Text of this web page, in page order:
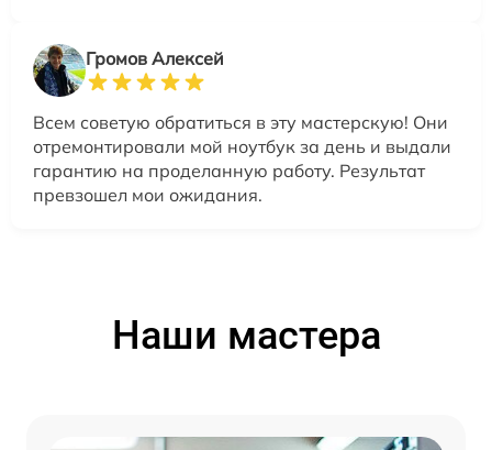
Громов Алексей
Всем советую обратиться в эту мастерскую! Они
отремонтировали мой ноутбук за день и выдали
гарантию на проделанную работу. Результат
превзошел мои ожидания.
Наши мастера